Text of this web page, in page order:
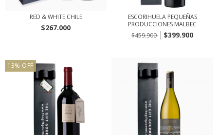
RED & WHITE CHILE
$267.000
ESCORIHUELA PEQUEÑAS
PRODUCCIONES MALBEC
$459.900
$399.900
13% OFF